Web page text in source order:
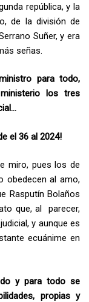
república, y la
de la división de
Suñer, y era
señas.
para todo,
los tres
el 36 al 2024!
miro, pues los de
obedecen al amo,
Rasputín Bolaños
que, al parecer,
y aunque es
ecuánime en
y para todo se
propias y